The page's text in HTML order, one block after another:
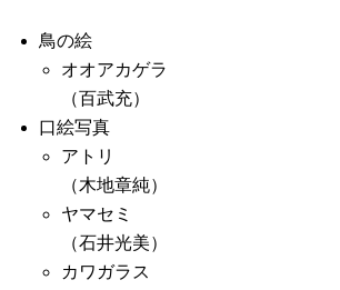
鳥の絵
オオアカゲラ
（百武充）
口絵写真
アトリ
（木地章純）
ヤマセミ
（石井光美）
カワガラス